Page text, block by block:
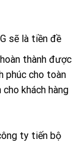
sẽ là tiền đề
hoàn thành được
phúc cho toàn
khách hàng
ty tiến bộ